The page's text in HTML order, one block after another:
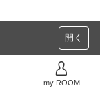
開く
my ROOM